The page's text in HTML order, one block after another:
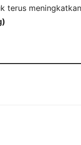
terus